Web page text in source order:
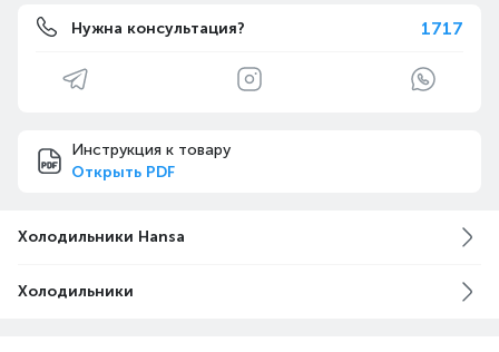
Нужна консультация? 1717
Инструкция к товару
Открыть PDF
Холодильники Hansa
Холодильники